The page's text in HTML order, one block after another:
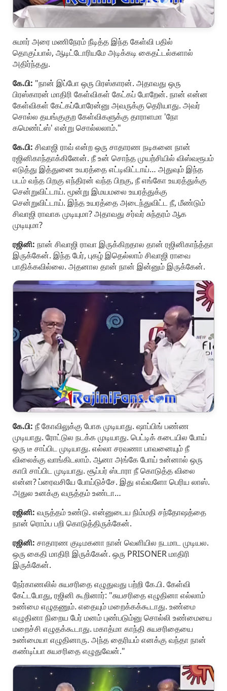
சுமார் அரை மணிநேரம் நீடித்த இந்த கேள்வி பதில்
தொகுப்பால், ஆடிட்டோரியமே அடிக்கடி கைதட்டல்களால்
அதிர்ந்தது.
கே.பி: "நான் இப்போ ஒரு பிரஸ்காரன். அதாவது ஒரு
பிரஸ்காரன் மாதிரி கேள்விகள் கேட்கப் போறேன். நான் என்ன
கேள்விகள் கேட்கப்போரேன்னு அவருக்கு தெரியாது. அவர்
சொல்ல தயங்குகுற கேள்விகளுக்கு தாராளமா 'நோ
கமெண்ட்ஸ்' என்று சொல்லலாம்."
கே.பி: சிவாஜி ராவ் என்ற ஒரு சாதாரண நடிகனை நான்
ரஜினிகாந்தாக்கினேன். நீ உன் சொந்த முயற்சியில் விஸ்வரூபம்
எடுத்து இத்துனை உயரத்தை எட்டிவிட்டாய்… அதுவும் இந்த
படம் வந்த பிறகு எந்திரன் வந்த பிறகு, நீ எங்கோ உயரத்துக்கு
சென்றுவிட்டாய். மூன்று இமயமலை உயரத்துக்கு
சென்றுவிட்டாய். இந்த உயரத்தை அடைந்துவிட்ட நீ, மீண்டும்
சிவாஜி ராவாக முடியுமா? அதாவது சர்வர் சுந்தரம் ஆக
முடியுமா?
ரஜினி: நான் சிவாஜி ராவா இருக்கிறதால தான் ரஜினிகாந்த்தா
இருக்கேன். இந்த பேர், புகழ் இதெல்லாம் சிவாஜி ராவை
பாதிக்கவில்லை. அதனால தான் நான் இன்னும் இருக்கேன்.
கே.பி: நீ கோவிலுக்கு போக முடியாது. ஷாப்பிங் பண்ண
முடியாது. ரோட்டுல நடக்க முடியாது. பெட்டிக் கடையில போய்
ஒரு டீ சாப்பிட முடியாது. எல்லா சரவணா பாவனையும் நீ
விலைக்கு வாங்கிடலாம். ஆனா அங்கே போய் உன்னால் ஒரு
காபி சாப்பிட முடியாது. சூப்பர் ஸ்டாரா நீ கொடுத்த விலை
என்ன? ப்ரைவசியே போய்டுச்சே. இது எவ்வளோ பெரிய லாஸ்.
அதுல உனக்கு வருத்தம் உண்டா…
ரஜினி: வருத்தம் உண்டு. என்னுடைய நிம்மதி சந்தோஷத்தை
நான் ரொம்ப பறி கொடுத்திருக்கேன்.
ரஜினி: சாதாரண குடிமகனா நான் வெளியில நடமாட முடியல.
ஒரு கைதி மாதிரி இருக்கேன். ஒரு PRISONER மாதிரி
இருக்கேன்.
நேர்காணலில் சுயசரிதை எழுதுவது பற்றி கே.பி. கேள்வி
கேட்டபோது, ரஜினி கூறினார்: "சுயசரிதை எழுதினா எல்லாம்
உண்மை எழுதணும். எதையும் மறைக்கக்கூடாது. உண்மை
எழுதினா நிறைய பேர் மனம் புண்படும்னு சொல்லி உண்மையை
மறைச்சி எழுதக்கூடாது. மகாத்மா காந்தி சுயசரிதையை
உண்மையா எழுதினாரு. அந்த தைரியம் எனக்கு வந்தா நான்
கண்டிப்பா சுயசரிதை எழுதுவேன்."